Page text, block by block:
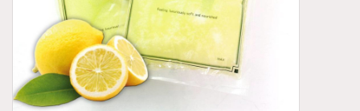
Meubilair
NIEUW! Pedicure producten
Baby/Kinderkamer